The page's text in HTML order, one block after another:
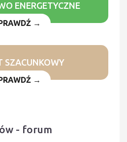
ENERGETYCZNE
→
SZACUNKOWY
→
- forum